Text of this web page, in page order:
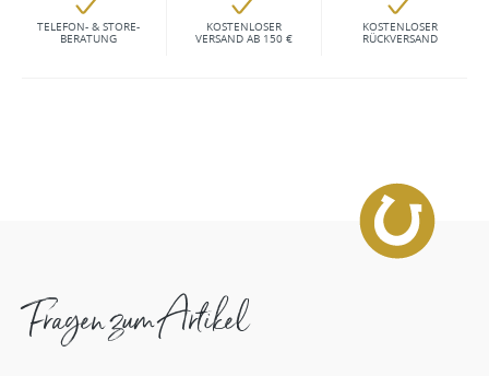
TELEFON- & STORE-
BERATUNG
KOSTENLOSER
VERSAND AB 150 €
KOSTENLOSER
RÜCKVERSAND
Fragen zum Artikel